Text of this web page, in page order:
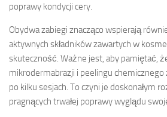
poprawy kondycji cery.
Obydwa zabiegi znacząco wspierają
aktywnych składników zawartych w
skuteczność. Ważne jest, aby pamiętać,
mikrodermabrazji i peelingu chemicznego
po kilku sesjach. To czyni je doskonałym
pragnących trwałej poprawy wyglądu